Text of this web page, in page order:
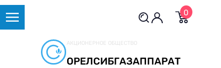
0
АКЦИОНЕРНОЕ ОБЩЕСТВО
ОРЕЛСИБГАЗАППАРАТ